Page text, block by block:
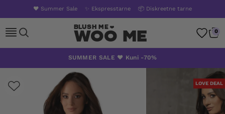
❤️ Summer Sale ✨ Ekspresstarne 📦 Diskreetne tarne
Woo Me 0
SUMMER SALE ❤️ Kuni -70%
LOVE DEAL